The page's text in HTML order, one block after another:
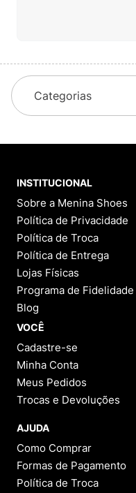
Categorias
INSTITUCIONAL
Sobre a Menina Shoes
Política de Privacidade
Política de Troca
Política de Entrega
Lojas Físicas
Programa de Fidelidade
Blog
VOCÊ
Cadastre-se
Minha Conta
Meus Pedidos
Trocas e Devoluções
AJUDA
Como Comprar
Formas de Pagamento
Política de Troca